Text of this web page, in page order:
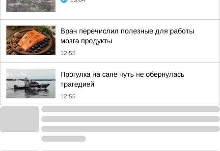
Врач перечислил полезные для работы
мозга продукты
12:55
Прогулка на сапе чуть не обернулась
трагедией
12:55